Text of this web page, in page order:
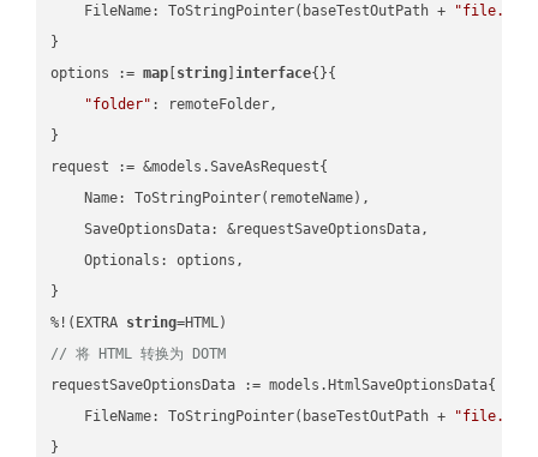
    FileName: ToStringPointer(baseTestOutPath +
"file.PDF"
}
options := map string ]interface{}{
"folder" : remoteFolder,
}
request := &models.SaveAsRequest{
    Name: ToStringPointer(remoteName),
    SaveOptionsData: &requestSaveOptionsData,
    Optionals: options,
}
%!(EXTRA string
// 将 HTML 转换为 DOTM
requestSaveOptionsData := models.HtmlSaveOptionsData{
    FileName: ToStringPointer(baseTestOutPath +
}